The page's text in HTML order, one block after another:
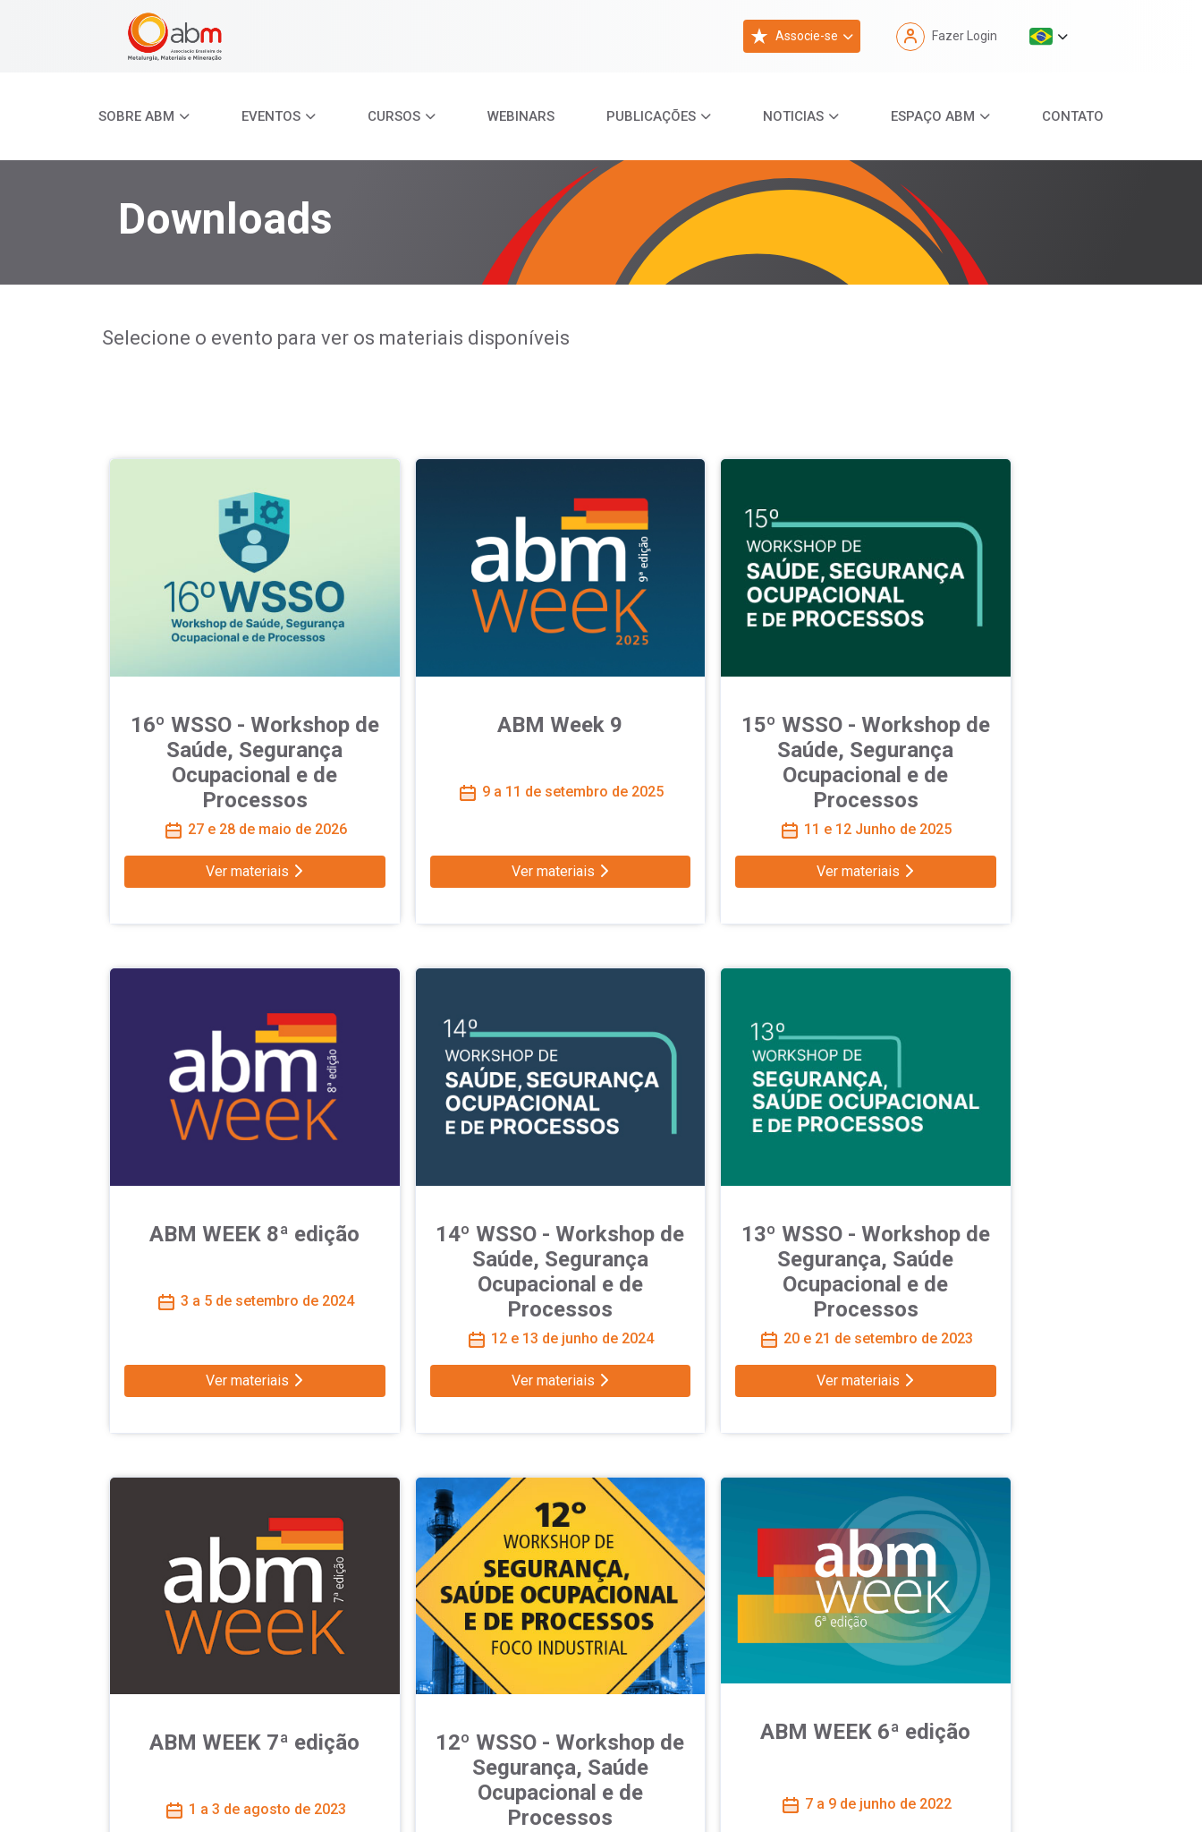
Associe-se Fazer Login
SOBRE ABM EVENTOS CURSOS WEBINARS PUBLICAÇÕES NOTICIAS ESPAÇO ABM CONTATO
Downloads
Selecione o evento para ver os materiais disponíveis
16º WSSO - Workshop de
Saúde, Segurança
Ocupacional e de
Processos
27 e 28 de maio de 2026
Ver materiais
ABM Week 9
9 a 11 de setembro de 2025
Ver materiais
15º WSSO - Workshop de
Saúde, Segurança
Ocupacional e de
Processos
11 e 12 Junho de 2025
Ver materiais
ABM WEEK 8ª edição
3 a 5 de setembro de 2024
Ver materiais
14º WSSO - Workshop de
Saúde, Segurança
Ocupacional e de
Processos
12 e 13 de junho de 2024
Ver materiais
13º WSSO - Workshop de
Segurança, Saúde
Ocupacional e de
Processos
20 e 21 de setembro de 2023
Ver materiais
ABM WEEK 7ª edição
1 a 3 de agosto de 2023
12º WSSO - Workshop de
Segurança, Saúde
Ocupacional e de
Processos
ABM WEEK 6ª edição
7 a 9 de junho de 2022